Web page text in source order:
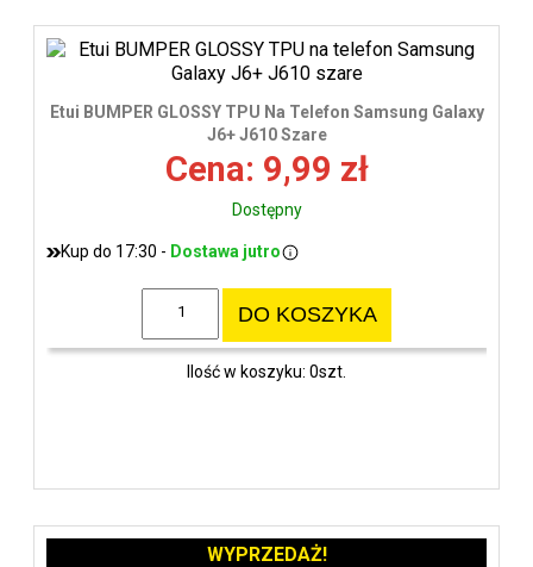
Etui BUMPER GLOSSY TPU Na Telefon Samsung Galaxy
J6+ J610 Szare
Cena: 9,99 zł
Dostępny
Kup do 17:30 - Dostawa jutro
DO KOSZYKA
Ilość w koszyku: 0szt.
WYPRZEDAŻ!